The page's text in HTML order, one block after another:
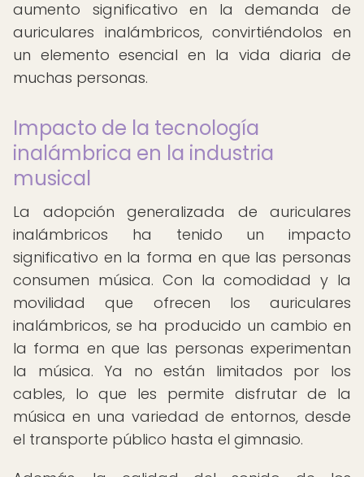
aumento significativo en la demanda de
auriculares inalámbricos, convirtiéndolos en
un elemento esencial en la vida diaria de
muchas personas.
Impacto de la tecnología
inalámbrica en la industria
musical
La adopción generalizada de auriculares
inalámbricos ha tenido un impacto
significativo en la forma en que las personas
consumen música. Con la comodidad y la
movilidad que ofrecen los auriculares
inalámbricos, se ha producido un cambio en
la forma en que las personas experimentan
la música. Ya no están limitados por los
cables, lo que les permite disfrutar de la
música en una variedad de entornos, desde
el transporte público hasta el gimnasio.